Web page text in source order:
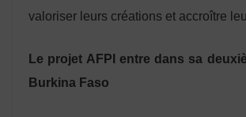
valoriser leurs créations et accroître
Le projet AFPI entre dans sa
Burkina Faso